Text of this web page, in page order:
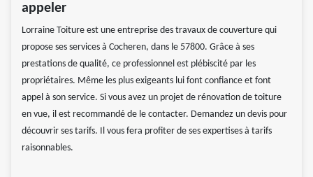
appeler
Lorraine Toiture est une entreprise des travaux de couverture qui
propose ses services à Cocheren, dans le 57800. Grâce à ses
prestations de qualité, ce professionnel est plébiscité par les
propriétaires. Même les plus exigeants lui font confiance et font
appel à son service. Si vous avez un projet de rénovation de toiture
en vue, il est recommandé de le contacter. Demandez un devis pour
découvrir ses tarifs. Il vous fera profiter de ses expertises à tarifs
raisonnables.